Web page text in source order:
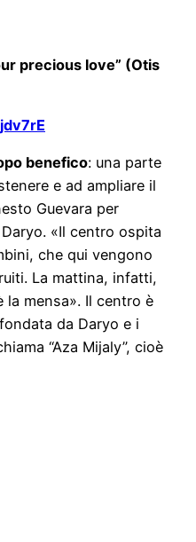
precious love” (Otis
benefico: una parte
e ad ampliare il
Guevara per
«Il centro ospita
che qui vengono
La mattina, infatti,
la mensa». Il centro è
da Daryo e i
“Aza Mijaly”, cioè